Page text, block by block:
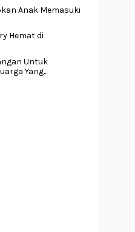
Anak Memasuki
Hemat di
Untuk
Yang...